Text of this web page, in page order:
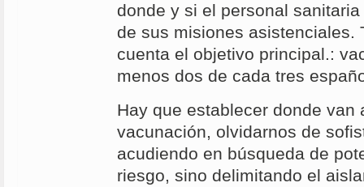
donde y si el personal
de sus misiones asistenciales.
cuenta el objetivo principal.:
menos dos de cada tres
Hay que establecer donde
vacunación, olvidarnos de
acudiendo en búsqueda de
riesgo, sino delimitando el